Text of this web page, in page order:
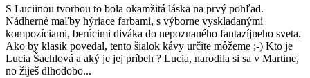
S Luciinou tvorbou to bola okamžitá láska na prvý pohľad.
Nádherné maľby hýriace farbami, s výborne vyskladanými
kompozíciami, berúcimi diváka do nepoznaného fantazíjneho sveta.
Ako by klasik povedal, tento šialok kávy určite môžeme ;-) Kto je
Lucia Šachlová a aký je jej príbeh ? Lucia, narodila si sa v Martine,
no žiješ dlhodobo...